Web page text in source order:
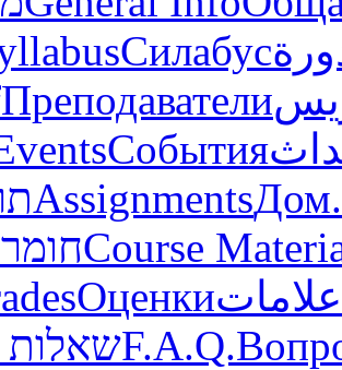
Силабус
Преподаватели
События
AssignmentsДом.
Course
Оценкиعلامات
שאלותF.A.Q.